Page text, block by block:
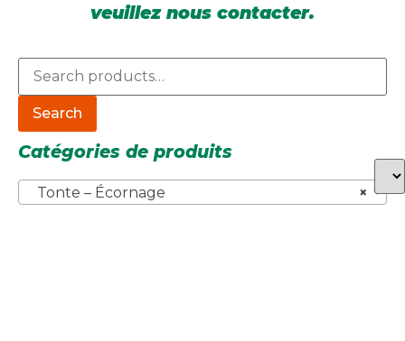
veuillez nous contacter.
Search
Catégories de produits
×
Tonte – Écornage